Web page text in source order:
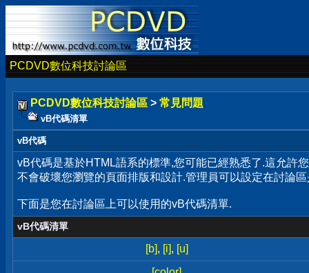
PCDVD數位科技討論區
PCDVD數位科技討論區 > 常見問題
vB代碼清單
vB代碼
vB代碼是基於HTML語系的標準,您可能已經熟悉了.這允許
不會破壞您瀏覽的頁面排版和設計.管理員可以設定在討論
下面是您在討論區上可以使用的vB代碼清單.
vB代碼清單
[b], [i], [u]